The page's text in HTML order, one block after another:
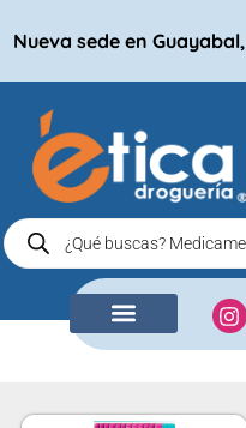
Nueva sede en Guayabal,